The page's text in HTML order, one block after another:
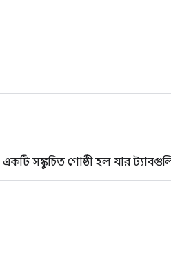
একটি সঙ্কুচিত গোষ্ঠী হল যার